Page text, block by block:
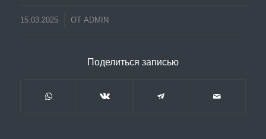
15.03.2025 ОТ ADMIN
Поделиться записью